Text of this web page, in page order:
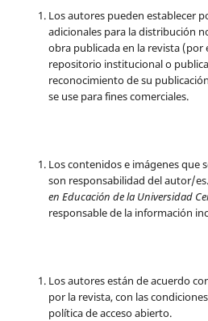
Los autores pueden establecer
adicionales para la distribución
obra publicada en la revista (por
repositorio institucional o
reconocimiento de su
se use para fines comerciales.
Los contenidos e imágenes que
son responsabilidad del autor/es.
en Educación de la Universidad
responsable de la información
Los autores están de acuerdo
por la revista, con las
política de acceso abierto.